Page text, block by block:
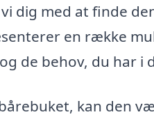
dig med at finde
en række
de behov, du har i
kan den